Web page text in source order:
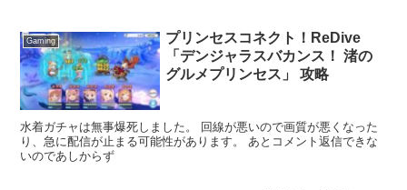
Gaming
プリンセスコネクト！ReDive
「デンジャラスバカンス！ 渚の
グルメプリンセス」 攻略
水着ガチャは無事爆死しました。 回線が悪いので画質が悪くなった
り、急に配信が止まる可能性があります。 あとコメント返信できな
いのであしからず